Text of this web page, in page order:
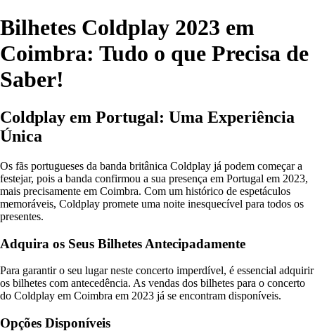
Bilhetes Coldplay 2023 em
Coimbra: Tudo o que Precisa de
Saber!
Coldplay em Portugal: Uma Experiência
Única
Os fãs portugueses da banda britânica Coldplay já podem começar a
festejar, pois a banda confirmou a sua presença em Portugal em 2023,
mais precisamente em Coimbra. Com um histórico de espetáculos
memoráveis, Coldplay promete uma noite inesquecível para todos os
presentes.
Adquira os Seus Bilhetes Antecipadamente
Para garantir o seu lugar neste concerto imperdível, é essencial adquirir
os bilhetes com antecedência. As vendas dos bilhetes para o concerto
do Coldplay em Coimbra em 2023 já se encontram disponíveis.
Opções Disponíveis